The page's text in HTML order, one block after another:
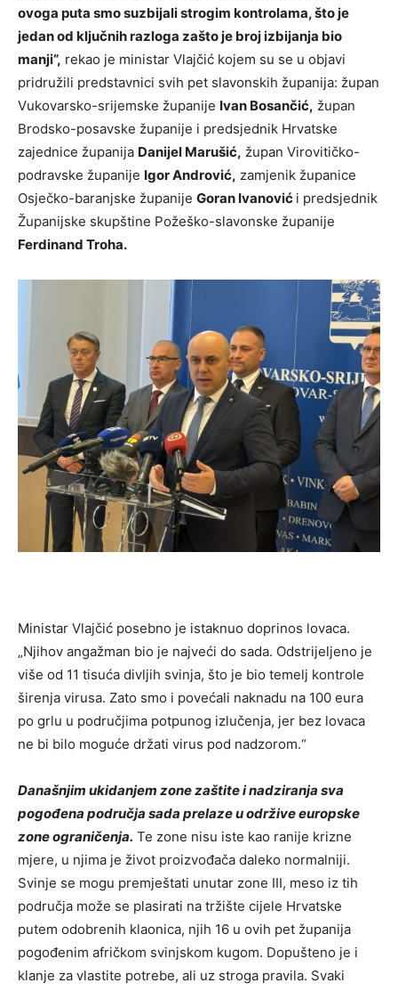
ovoga puta smo suzbijali strogim kontrolama, što je
jedan od ključnih razloga zašto je broj izbijanja bio
manji“, rekao je ministar Vlajčić kojem su se u objavi
pridružili predstavnici svih pet slavonskih županija: župan
Vukovarsko-srijemske županije Ivan Bosančić, župan
Brodsko-posavske županije i predsjednik Hrvatske
zajednice županija Danijel Marušić, župan Virovitičko-
podravske županije Igor Andrović, zamjenik županice
Osječko-baranjske županije Goran Ivanović i predsjednik
Županijske skupštine Požeško-slavonske županije
Ferdinand Troha.
Ministar Vlajčić posebno je istaknuo doprinos lovaca.
„Njihov angažman bio je najveći do sada. Odstrijeljeno je
više od 11 tisuća divljih svinja, što je bio temelj kontrole
širenja virusa. Zato smo i povećali naknadu na 100 eura
po grlu u područjima potpunog izlučenja, jer bez lovaca
ne bi bilo moguće držati virus pod nadzorom.“
Današnjim ukidanjem zone zaštite i nadziranja sva
pogođena područja sada prelaze u održive europske
zone ograničenja. Te zone nisu iste kao ranije krizne
mjere, u njima je život proizvođača daleko normalniji.
Svinje se mogu premještati unutar zone III, meso iz tih
područja može se plasirati na tržište cijele Hrvatske
putem odobrenih klaonica, njih 16 u ovih pet županija
pogođenim afričkom svinjskom kugom. Dopušteno je i
klanje za vlastite potrebe, ali uz stroga pravila. Svaki